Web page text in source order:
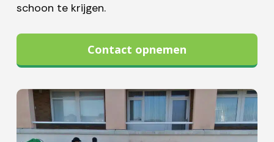
schoon te krijgen.
Contact opnemen